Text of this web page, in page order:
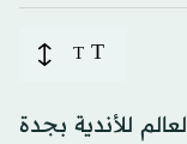
T
T
للأندية بجدة